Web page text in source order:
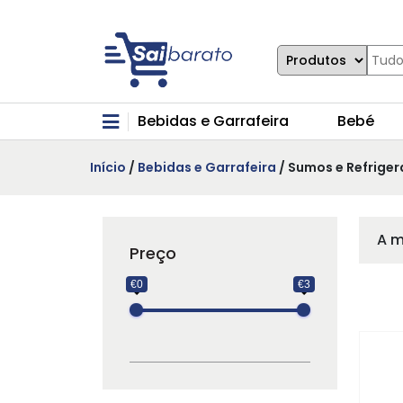
Bebidas e Garrafeira Bebé
Início / Bebidas e Garrafeira / Sumos e
Preço
€0 €3
A